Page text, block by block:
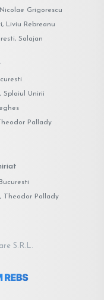
Grigorescu
Liviu Rebreanu
Salajan
Splaiul Unirii
Pallady
Theodor Pallady
S.R.L.